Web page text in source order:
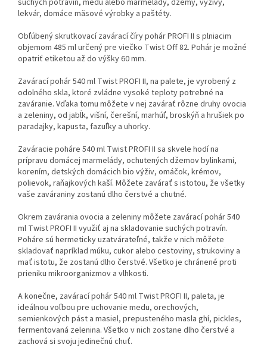
Kúpte kartón viečok a máte
naň dopravu ZADARMO!
Kúpte kartón viečok a máte
naň dopravu ZADARMO!
lekvár, domáce mäsové výrobky a paštéty.
Obľúbený skrutkovací zavárací číry pohár PROFI II s plniacim
objemom 485 ml určený pre viečko Twist Off 82. Pohár je možné
opatriť etiketou až do výšky 60 mm.
Zavárací pohár 540 ml Twist PROFI II, na palete, je vyrobený z
odolného skla, ktoré zvládne vysoké teploty potrebné na
zaváranie. Vďaka tomu môžete v nej zavárať rôzne druhy ovocia
a zeleniny, od jabĺk, višní, čerešní, marhúľ, broskýň a hrušiek po
paradajky, kapusta, fazuľky a uhorky.
Zaváracie poháre 540 ml Twist PROFI II sa skvele hodí na
prípravu domácej marmelády, ochutených džemov bylinkami,
korením, detských domácich bio výživ, omáčok, krémov,
polievok, raňajkových kaší. Môžete zavárať s istotou, že všetky
vaše zaváraniny zostanú dlho čerstvé a chutné.
Okrem zavárania ovocia a zeleniny môžete zavárací pohár 540
ml Twist PROFI II využiť aj na skladovanie suchých potravín.
Poháre sú hermeticky uzatvárateľné, takže v nich môžete
skladovať napríklad múku, cukor alebo cestoviny, strukoviny a
mať istotu, že zostanú dlho čerstvé. Všetko je chránené proti
prieniku mikroorganizmov a vlhkosti.
A konečne, zavárací pohár 540 ml Twist PROFI II, paleta, je
ideálnou voľbou pre uchovanie medu, orechových,
semienkových pást a masiel, prepusteného masla ghí, pickles,
fermentovaná zelenina. Všetko v nich zostane dlho čerstvé a
zachová si svoju jedinečnú chuť.